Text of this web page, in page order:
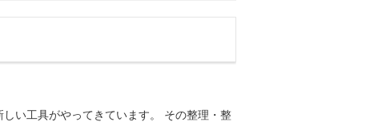
い工具がやってきています。 その整理・整